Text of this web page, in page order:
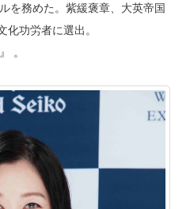
を務めた。紫緩褒章、大英帝国
功労者に選出。
。